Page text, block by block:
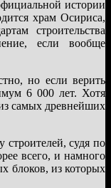
истории
храм Осириса,
строительства
если вообще
но если верить
6 000 лет. Хотя
самых древнейших
строителей, судя по
всего, и намного
блоков, из которых